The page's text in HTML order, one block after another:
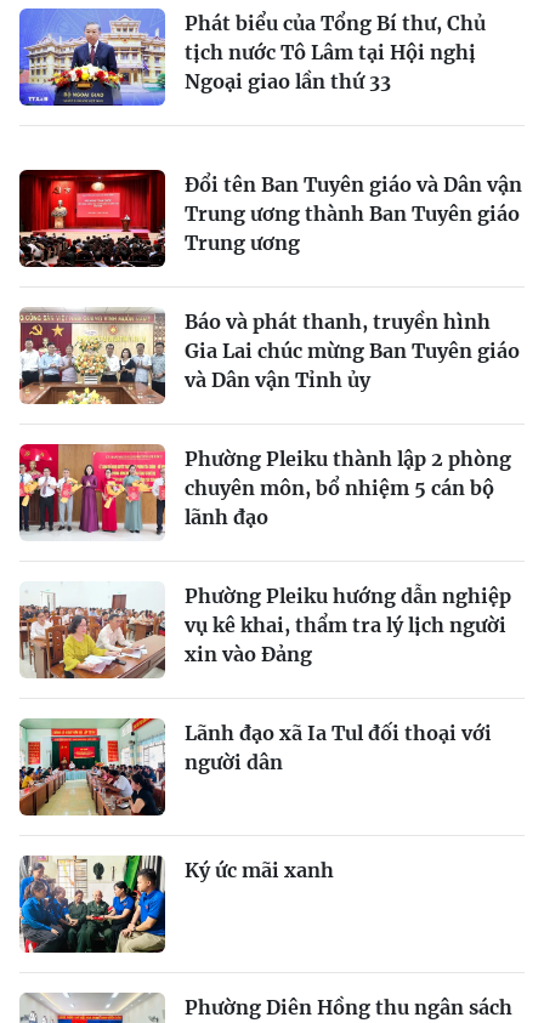
Phát biểu của Tổng Bí thư, Chủ
tịch nước Tô Lâm tại Hội nghị
Ngoại giao lần thứ 33
Đổi tên Ban Tuyên giáo và Dân vận
Trung ương thành Ban Tuyên giáo
Trung ương
Báo và phát thanh, truyền hình
Gia Lai chúc mừng Ban Tuyên giáo
và Dân vận Tỉnh ủy
Phường Pleiku thành lập 2 phòng
chuyên môn, bổ nhiệm 5 cán bộ
lãnh đạo
Phường Pleiku hướng dẫn nghiệp
vụ kê khai, thẩm tra lý lịch người
xin vào Đảng
Lãnh đạo xã Ia Tul đối thoại với
người dân
Ký ức mãi xanh
Phường Diên Hồng thu ngân sách